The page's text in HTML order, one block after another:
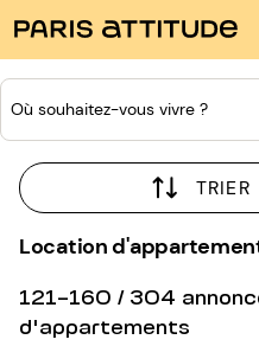
Où souhaitez-vous vivre ?
TRIER
Location
121-160 / 304
d'appartements